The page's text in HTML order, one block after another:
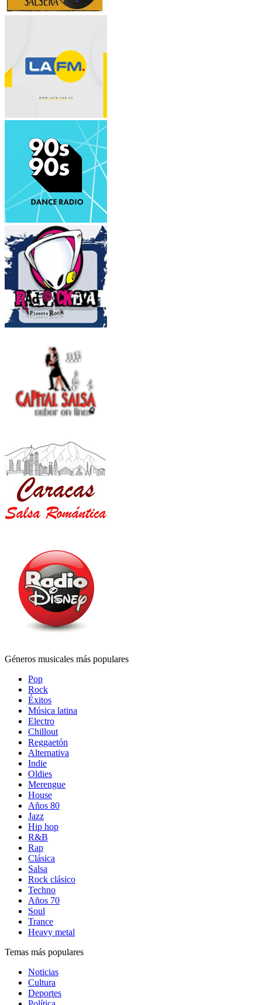
Géneros musicales más populares
Pop
Rock
Éxitos
Música latina
Electro
Chillout
Reggaetón
Alternativa
Indie
Oldies
Merengue
House
Años 80
Jazz
Hip hop
R&B
Rap
Clásica
Salsa
Rock clásico
Techno
Años 70
Soul
Trance
Heavy metal
Temas más populares
Noticias
Cultura
Deportes